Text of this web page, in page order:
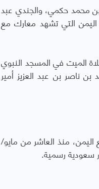
محمد حكمي، والجندي عبد
التي تشهد معارك مع
الميت في المسجد النبوي
ناصر بن عبد العزيز أمير
منذ العاشر من مايو/